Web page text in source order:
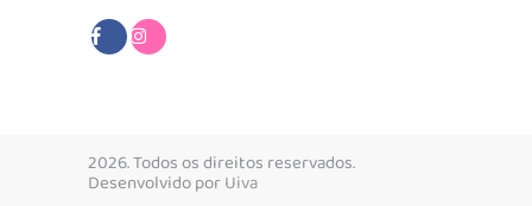
2026. Todos os direitos reservados.
Desenvolvido porUiva